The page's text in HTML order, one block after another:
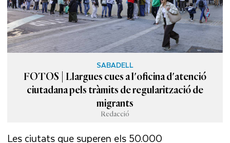
SABADELL
FOTOS | Llargues cues a l'oficina d'atenció
ciutadana pels tràmits de regularització de
migrants
Redacció
Les ciutats que superen els 50.000